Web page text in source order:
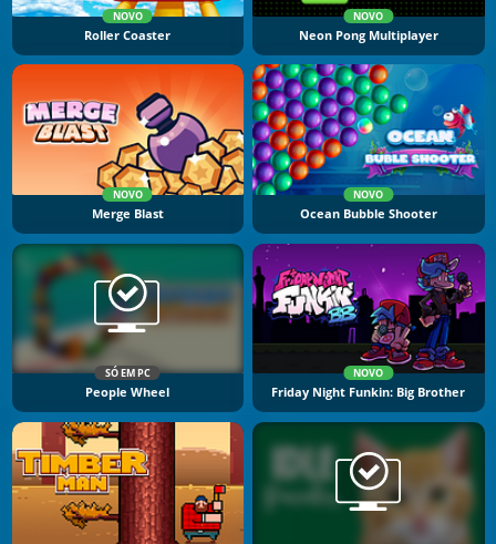
NOVO
Roller Coaster
NOVO
Neon Pong Multiplayer
NOVO
Merge Blast
NOVO
Ocean Bubble Shooter
SÓ EM PC
People Wheel
NOVO
Friday Night Funkin: Big Brother